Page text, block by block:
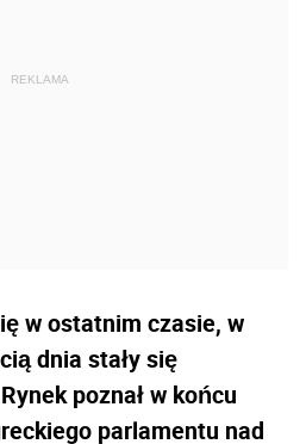
w ostatnim czasie, w
dnia stały się
poznał w końcu
parlamentu nad